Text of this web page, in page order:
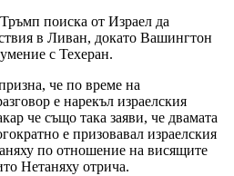
поиска от Израел да
в Ливан, докато Вашингтон
с Техеран.
че по време на
е нарекъл израелския
че също така заяви, че двамата
е призовавал израелския
по отношение на висящите
Нетаняху отрича.